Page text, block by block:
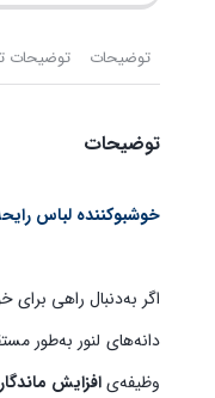
توضیحات توضیحات
توضیحات
خوشبوکننده لباس
اگر به‌دنبال راهی
دانه‌های لنور به‌طور
وظیفه‌یافزایش